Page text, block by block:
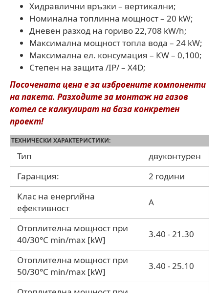
Хидравлични връзки – вертикални;
Номинална топлинна мощност – 20 kW;
Дневен разход на гориво 22,708 kW/h;
Максимална мощност топла вода – 24 kW;
Максимална ел. консумация – КW – 0,100;
Степен на защита /IP/ – X4D;
Посочената цена е за изброените компоненти
на пакета. Разходите за монтаж на газов
котел се калкулират на база конкретен
проект!
ТЕХНИЧЕСКИ ХАРАКТЕРИСТИКИ:
Тип
двуконтурен
Гаранция:
2 години
Клас на енергийна
ефективност
A
Отоплителна мощност при
40/30°С min/max [kW]
3.40 - 21.30
Отоплителна мощност при
50/30°С min/max [kW]
3.40 - 25.10